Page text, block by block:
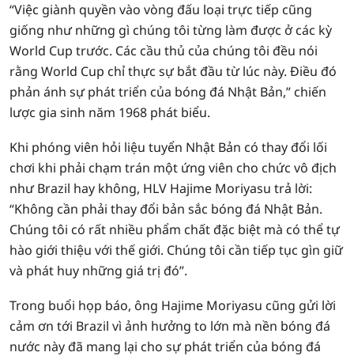
“Việc giành quyền vào vòng đấu loại trực tiếp cũng
giống như những gì chúng tôi từng làm được ở các kỳ
World Cup trước. Các cầu thủ của chúng tôi đều nói
rằng World Cup chỉ thực sự bắt đầu từ lúc này. Điều đó
phản ánh sự phát triển của bóng đá Nhật Bản,” chiến
lược gia sinh năm 1968 phát biểu.
Khi phóng viên hỏi liệu tuyển Nhật Bản có thay đổi lối
chơi khi phải chạm trán một ứng viên cho chức vô địch
như Brazil hay không, HLV Hajime Moriyasu trả lời:
“Không cần phải thay đổi bản sắc bóng đá Nhật Bản.
Chúng tôi có rất nhiều phẩm chất đặc biệt mà có thể tự
hào giới thiệu với thế giới. Chúng tôi cần tiếp tục gìn giữ
và phát huy những giá trị đó”.
Trong buổi họp báo, ông Hajime Moriyasu cũng gửi lời
cảm ơn tới Brazil vì ảnh hưởng to lớn mà nền bóng đá
nước này đã mang lại cho sự phát triển của bóng đá